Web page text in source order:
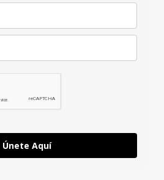
Únete Aquí